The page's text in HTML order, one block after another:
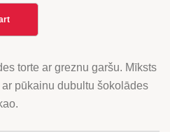
torte ar greznu garšu. Mīksts
pūkainu dubultu šokolādes